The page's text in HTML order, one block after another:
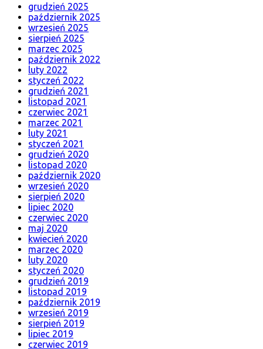
grudzień 2025
październik 2025
wrzesień 2025
sierpień 2025
marzec 2025
październik 2022
luty 2022
styczeń 2022
grudzień 2021
listopad 2021
czerwiec 2021
marzec 2021
luty 2021
styczeń 2021
grudzień 2020
listopad 2020
październik 2020
wrzesień 2020
sierpień 2020
lipiec 2020
czerwiec 2020
maj 2020
kwiecień 2020
marzec 2020
luty 2020
styczeń 2020
grudzień 2019
listopad 2019
październik 2019
wrzesień 2019
sierpień 2019
lipiec 2019
czerwiec 2019